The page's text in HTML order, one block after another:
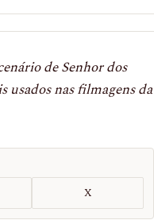
de Senhor dos
usados nas filmagens da
X